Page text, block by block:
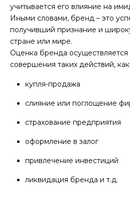
учитывается его влияние на
Иными словами, бренд – это
получивший признание и
стране или мире.
Оценка бренда
совершения таких действий, как:
купля-продажа
слияние или поглощение
страхование предприятия
оформление в залог
привлечение инвестиций
ликвидация бренда и т.д.